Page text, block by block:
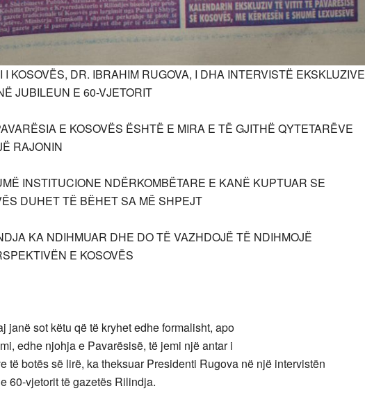
KOSOVËS, DR. IBRAHIM RUGOVA, I DHA INTERVISTË EKSKLUZIVE
JUBILEUN E 60-VJETORIT
E KOSOVËS ËSHTË E MIRA E TË GJITHË QYTETARËVE
RAJONIN
INSTITUCIONE NDËRKOMBËTARE E KANË KUPTUAR SE
DUHET TË BËHET SA MË SHPEJT
KA NDIHMUAR DHE DO TË VAZHDOJË TË NDIHMOJË
E KOSOVËS
janë sot këtu që të kryhet edhe formalisht, apo
edhe njohja e Pavarësisë, të jemi një antar i
të botës së lirë, ka theksuar Presidenti Rugova në një intervistën
60-vjetorit të gazetës Rilindja.